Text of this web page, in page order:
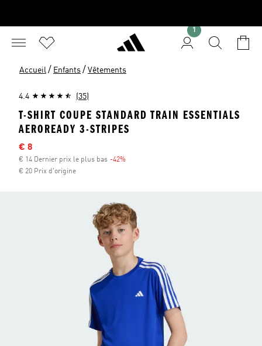
1
Accueil / Enfants / Vêtements
4.4 (35)
T-SHIRT COUPE STANDARD TRAIN ESSENTIALS
AEROREADY 3-STRIPES
Sale price
€ 8
€ 14 Dernier prix le plus bas -42%
€ 20 Prix d'origine